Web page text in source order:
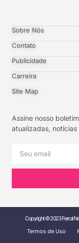
Sobre Nós
Contato
Publicidade
Carreira
Site Map
Assine nosso
atualizadas,
Copyright © 2023 Fercal
Termos de Uso